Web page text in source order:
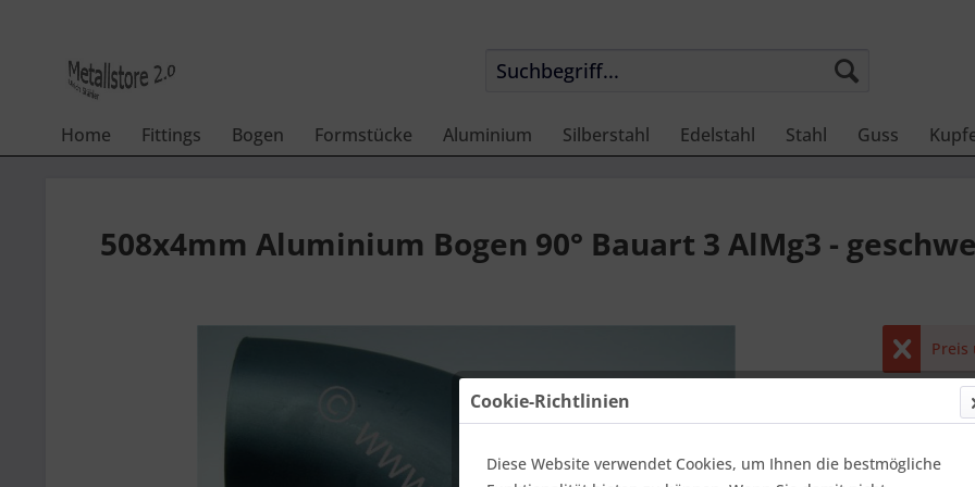
Home Fittings Bogen Formstücke Aluminium Silberstahl Edelstahl Stahl Guss
508x4mm Aluminium Bogen 90° Bauart 3 AlMg3 -
Preis
Einheit:1
Online-
Lieferzeit
Cookie-Richtlinien
Diese Website verwendet Cookies, um Ihnen die bestmögliche